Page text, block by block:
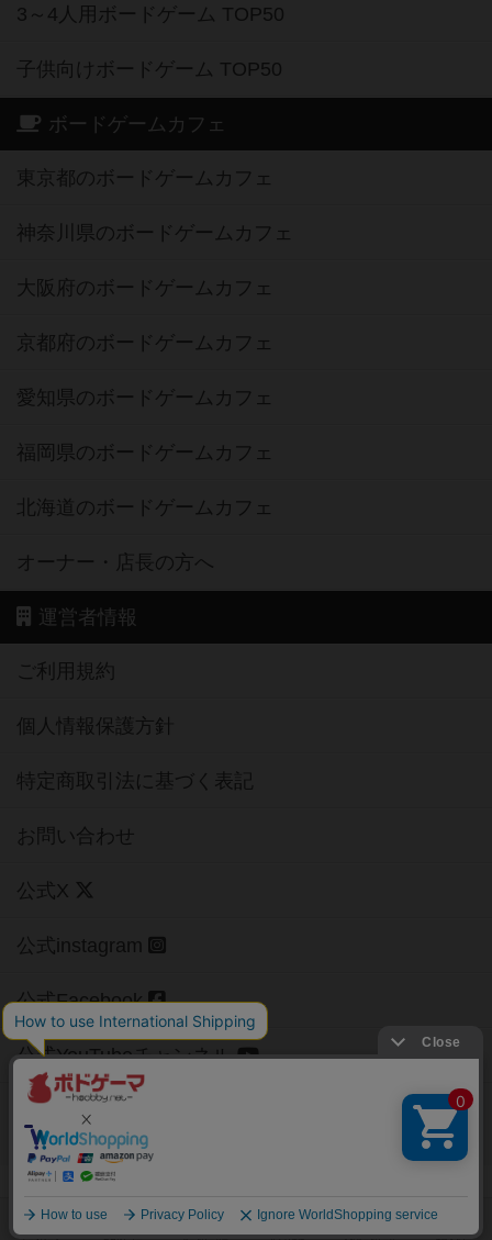
3～4人用ボードゲーム TOP50
子供向けボードゲーム TOP50
ボードゲームカフェ
東京都のボードゲームカフェ
神奈川県のボードゲームカフェ
大阪府のボードゲームカフェ
京都府のボードゲームカフェ
愛知県のボードゲームカフェ
福岡県のボードゲームカフェ
北海道のボードゲームカフェ
オーナー・店長の方へ
運営者情報
ご利用規約
個人情報保護方針
特定商取引法に基づく表記
お問い合わせ
公式X
公式instagram
公式Facebook
公式YouTubeチャンネル